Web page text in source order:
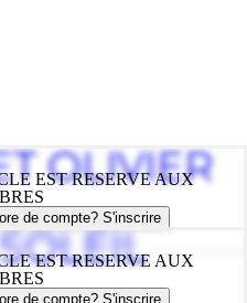
EST RESERVE AUX
de compte? S'inscrire
OLIVIER
EST RESERVE AUX
de compte? S'inscrire